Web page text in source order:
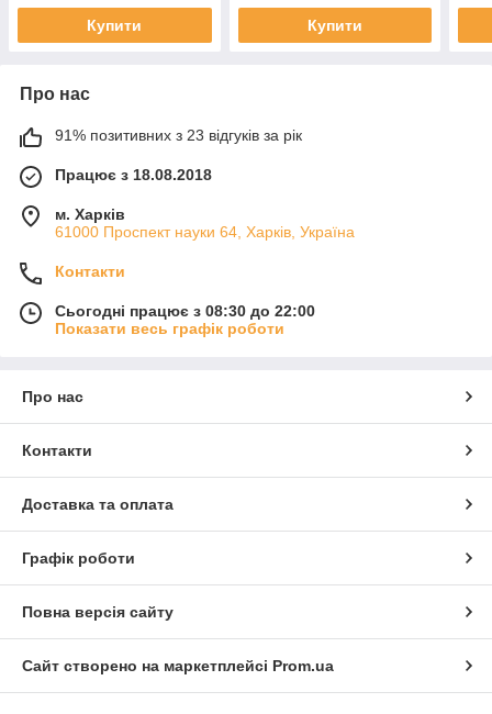
Купити Купити
Про нас
91% позитивних з 23 відгуків за рік
Працює з 18.08.2018
м. Харків
61000 Проспект науки 64, Харків, Україна
Контакти
Сьогодні працює з 08:30 до 22:00
Показати весь графік роботи
Про нас
Контакти
Доставка та оплата
Графік роботи
Повна версія сайту
Сайт створено на маркетплейсі Prom.ua